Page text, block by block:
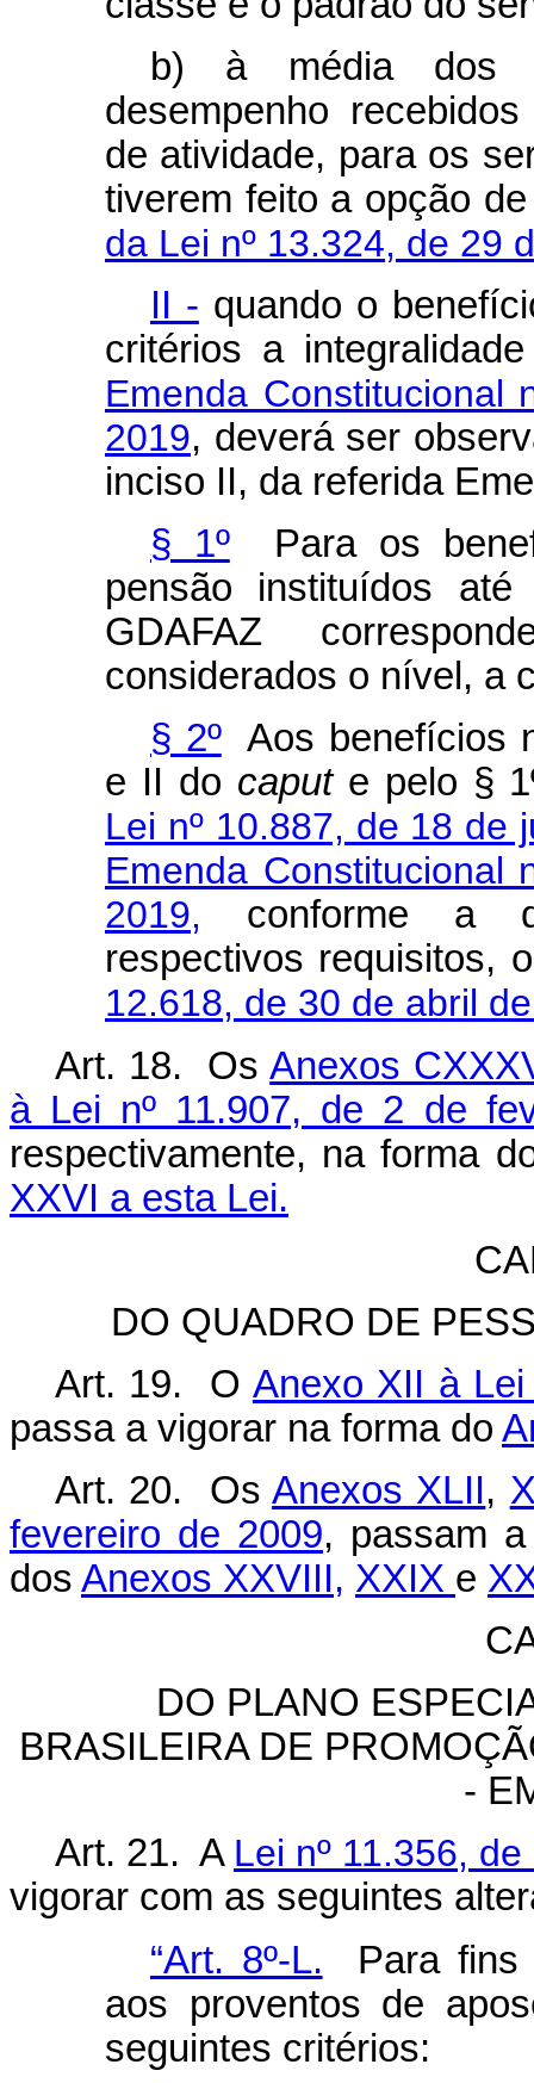
b) à média dos
desempenho
de atividade, para os
tiverem feito a opção
da Lei nº 13.324, de 29
II - quando o
critérios a
Emenda Constitucional
2019, deverá ser
inciso II, da referida
§ 1ºPara os
pensão instituídos
GDAFAZ
considerados o nível, a
§ 2ºAos benefícios
e II do capute pelo §
Lei nº 10.887, de 18 de
Emenda Constitucional
2019, conforme a
respectivos requisitos,
12.618, de 30 de abril
Art. 18. OsAnexos
à Lei nº 11.907, de 2 de
respectivamente, na forma
XXVI a esta Lei.
DO QUADRO DE
Art. 19. O Anexo XII à
passa a vigorar na forma do
Art. 20. OsAnexos XLII,
fevereiro de 2009, passam
dos Anexos XXVIII, XXIX e
DO PLANO
BRASILEIRA DE
-
Art. 21. A Lei nº 11.356,
vigorar com as seguintes
“Art. 8º-L. Para fins
aos proventos de
seguintes critérios: